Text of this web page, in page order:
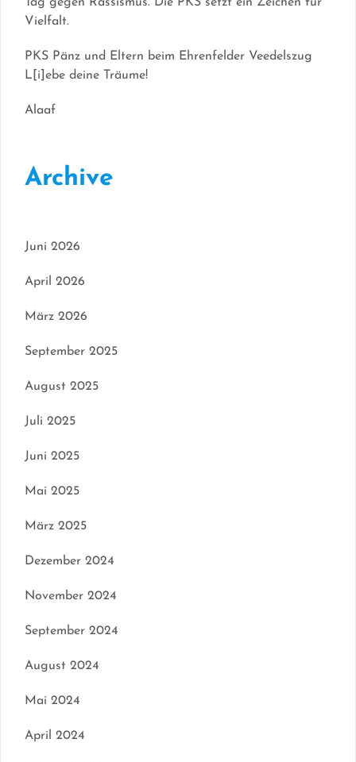
Vielfalt.
PKS Pänz und Eltern beim Ehrenfelder Veedelszug
L[i]ebe deine Träume!
Alaaf
Archive
Juni 2026
April 2026
März 2026
September 2025
August 2025
Juli 2025
Juni 2025
Mai 2025
März 2025
Dezember 2024
November 2024
September 2024
August 2024
Mai 2024
April 2024